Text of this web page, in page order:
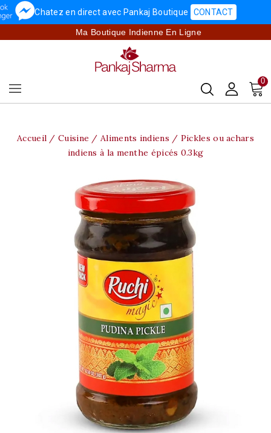
Chatez en direct avec Pankaj Boutique CONTACT
Ma Boutique Indienne En Ligne
0
Accueil Cuisine Aliments indiens
Pickles ou achars
indiens à la menthe épicés 0.3kg